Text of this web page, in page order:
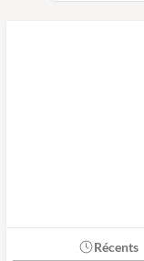
Récents